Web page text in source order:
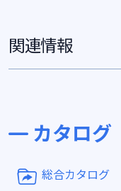
関連情報
カタログ
総合カタログ